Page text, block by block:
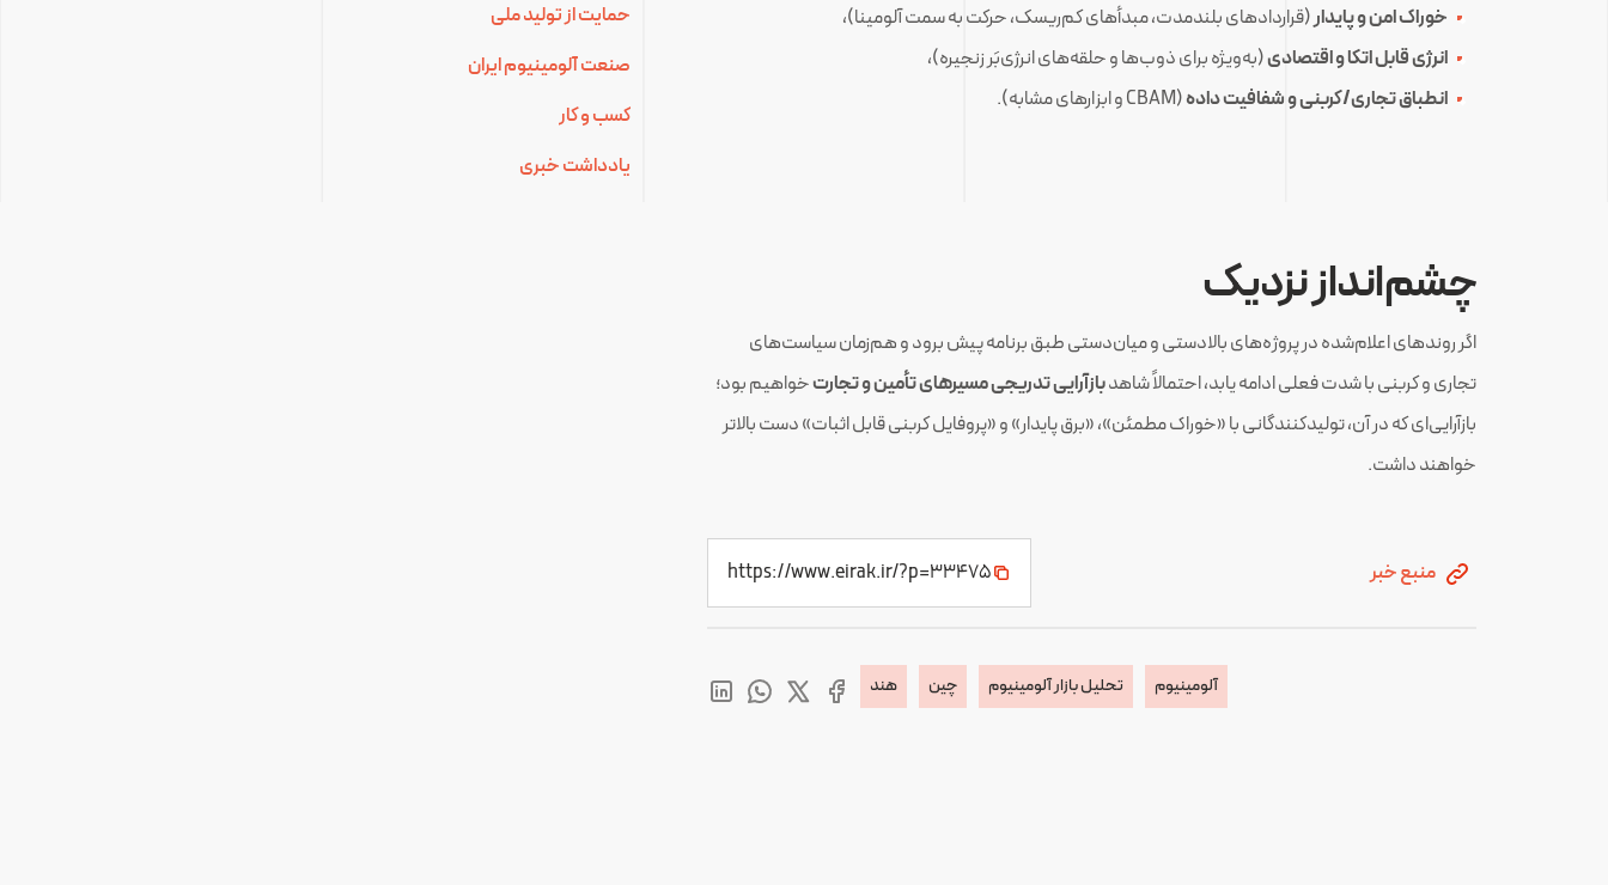
خوراک امن و پایدار(قراردادهای بلندمدت، مبدأهای کم‌ریسک، حرکت به سمت آلومینا)،
انرژی قابل اتکا و اقتصادی(به‌ویژه برای ذوب‌ها و حلقه‌های انرژی‌بَر زنجیره)،
انطباق تجاری/کربنی و شفافیت داده(CBAM و ابزارهای مشابه).
چشم‌انداز نزدیک
اگر روندهای اعلام‌شده در پروژه‌های بالادستی و میان‌دستی طبق برنامه پیش برود و هم‌زمان سیاست‌های
تجاری و کربنی با شدت فعلی ادامه یابد، احتمالاً شاهدبازآرایی تدریجی مسیرهای تأمین و تجارتخواهیم بود؛
بازآرایی‌ای که در آن، تولیدکنندگانی با «خوراک مطمئن»، «برق پایدار» و «پروفایل کربنی قابل اثبات» دست بالاتر
خواهند داشت.
منبع خبر https://www.eirak.ir/?p=33475
آلومینیوم تحلیل بازار آلومینیوم چین هند
حمایت از تولید ملی
صنعت آلومینیوم ایران
کسب و کار
یادداشت خبری